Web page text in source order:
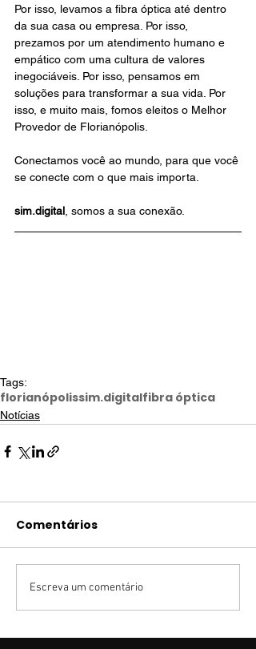
Por isso, levamos a fibra óptica até dentro
da sua casa ou empresa. Por isso,
prezamos por um atendimento humano e
empático com uma cultura de valores
inegociáveis. Por isso, pensamos em
soluções para transformar a sua vida. Por
isso, e muito mais, fomos eleitos o Melhor
Provedor de Florianópolis.
Conectamos você ao mundo, para que você
se conecte com o que mais importa.
sim.digital , somos a sua conexão.
Tags:
florianópolissim.digitalfibra óptica
Notícias
Comentários
Escreva um comentário